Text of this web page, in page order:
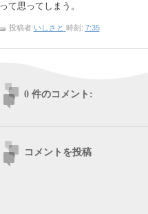
って思ってしまう。
投稿者 いしさと 時刻: 7:35
0 件のコメント:
コメントを投稿